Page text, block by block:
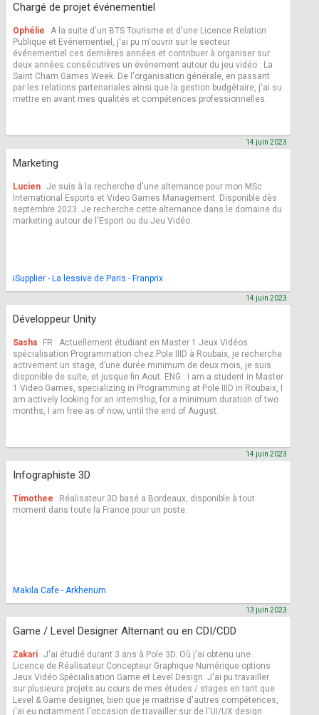
Chargé de projet événementiel
Ophélie
A la suite d'un BTS Tourisme et d'une Licence Relation
Publique et Evénementiel, j'ai pu m'ouvrir sur le secteur
événementiel ces dernières années et contribuer à organiser sur
deux années consécutives un événement autour du jeu vidéo : La
Saint Cham Games Week. De l'organisation générale, en passant
par les relations partenariales ainsi que la gestion budgétaire, j'ai su
mettre en avant mes qualités et compétences professionnelles.
Marketing
14 juin 2023
Lucien Je suis à la recherche d'une alternance pour mon MSc
International Esports et Video Games Management. Disponible dès
septembre 2023. Je recherche cette alternance dans le domaine du
marketing autour de l'Esport ou du Jeu Vidéo.
iSupplier - La lessive de Paris - Franprix
Développeur Unity
14 juin 2023
Sasha
FR : Actuellement étudiant en Master 1 Jeux Vidéos
spécialisation Programmation chez Pole IIID à Roubaix, je recherche
activement un stage, d’une durée minimum de deux mois, je suis
disponible de suite, et jusque fin Aout. ENG : I am a student in Master
1 Video Games, specializing in Programming at Pole IIID in Roubaix, I
am actively looking for an internship, for a minimum duration of two
months, I am free as of now, until the end of August.
Infographiste 3D
14 juin 2023
Timothee
Réalisateur 3D basé a Bordeaux, disponible à tout
moment dans toute la France pour un poste.
Makila Cafe - Arkhenum
Game / Level Designer Alternant ou en CDI/CDD
13 juin 2023
Zakari J'ai étudié durant 3 ans à Pole 3D. Où j'ai obtenu une
Licence de Réalisateur Concepteur Graphique Numérique options
Jeux Vidéo Spécialisation Game et Level Design. J'ai pu travailler
sur plusieurs projets au cours de mes études / stages en tant que
Level & Game designer, bien que je maitrise d'autres compétences,
j'ai eu notamment l'occasion de travailler sur de l'UI/UX design.